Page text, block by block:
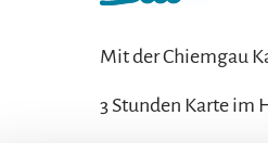
Mit der Chiemgau
3 Stunden Karte im